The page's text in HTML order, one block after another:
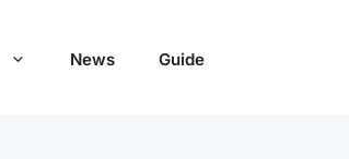
News Guide